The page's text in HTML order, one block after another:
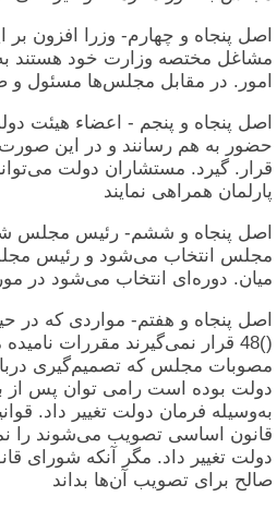
اصل پنجاه و چهارم- وزرا افزون بر
مشاغل مختصه وزارت خود هستند به
امور. در مقابل مجلس‌ها مسئول و
اصل پنجاه و پنجم - اعضاء هیئت
حضور به هم رسانند و در این صورت
قرار. گیرد. مستشاران دولت
پارلمان همراهی نمایند
اصل پنجاه و ششم- رئیس مجلس
مجلس انتخاب می‌شود و رئیس مجلس
میان. دوره‌ای انتخاب می‌شود در
اصل پنجاه و هفتم- مواردی که در
()48 قرار نمی‌گیرند مقررات
مصوبات مجلس که تصمیم‌گیری
دولت بوده است رامی توان پس از
به‌وسیله فرمان دولت تغییر داد.
قانون اساسی تصویب می‌شوند را
دولت تغییر داد. مگر آنکه شورای
صالح برای تصویب آن‌ها بداند